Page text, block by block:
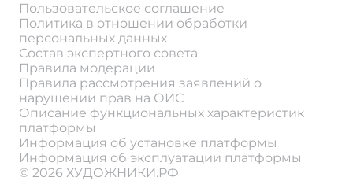
Пользовательское соглашение
Политика в отношении обработки
персональных данных
Состав экспертного совета
Правила модерации
Правила рассмотрения заявлений о
нарушении прав на ОИС
Описание функциональных характеристик
платформы
Информация об установке платформы
Информация об эксплуатации платформы
© 2026 ХУДОЖНИКИ.РФ